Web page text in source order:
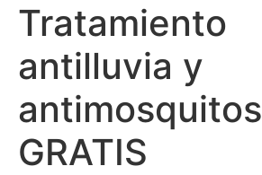
Tratamiento
antilluvia y
antimosquitos
GRATIS